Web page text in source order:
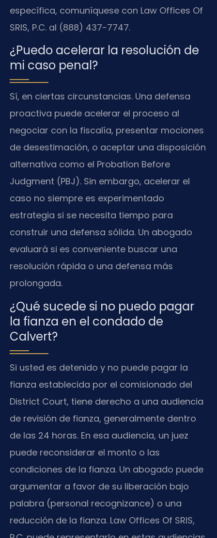
específica, comuníquese con Law Offices Of
SRIS, P.C. al (888) 437-7747.
¿Puedo acelerar la resolución de
mi caso penal?
Sí, en ciertas circunstancias. Una defensa
proactiva puede acelerar el proceso al
negociar con la fiscalía, presentar mociones
de desestimación, o aceptar una disposición
alternativa como el Probation Before
Judgment (PBJ). Sin embargo, acelerar el
caso no siempre es experimentado
estrategia si se necesita tiempo para
construir una defensa sólida. Un abogado
evaluará si es conveniente buscar una
resolución rápida o una defensa más
prolongada.
¿Qué sucede si no puedo pagar
la fianza en el condado de
Calvert?
Si usted es detenido y no puede pagar la
fianza establecida por el comisionado del
District Court, tiene derecho a una audiencia
de revisión de fianza, generalmente dentro
de las 24 horas. En esa audiencia, un juez
puede reconsiderar el monto o las
condiciones de la fianza. Un abogado puede
argumentar a favor de su liberación bajo
palabra (personal recognizance) o una
reducción de la fianza. Law Offices Of SRIS,